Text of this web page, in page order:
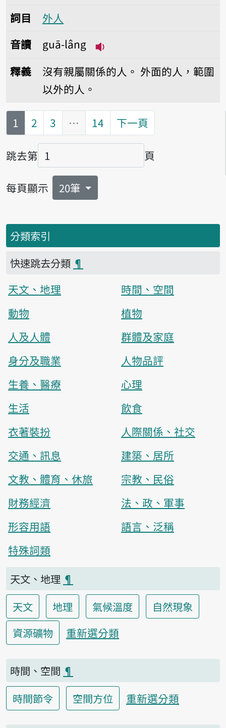
詞目
外人
音讀
guā-lâng
釋義 沒有親屬關係的人。 外面的人，範圍
以外的人。
第
1 2 3 … 14 下一頁
跳去第
頁碼
頁
每頁顯示 20筆
分類索引
快速跳去分類 ¶
天文、地理
時間、空間
動物
植物
人及人體
群體及家庭
身分及職業
人物品評
生養、醫療
心理
生活
飲食
衣著裝扮
人際關係、社交
交通、訊息
建築、居所
文教、體育、休旅
宗教、民俗
財務經濟
法、政、軍事
形容用語
語言、泛稱
特殊詞類
天文、地理 ¶
天文
地理 氣候溫度
自然現象
資源礦物
重新選分類
時間、空間 ¶
時間節令
空間方位 重新選分類